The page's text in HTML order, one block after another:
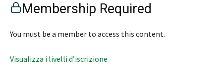
Membership Required
You must be a member to access this content.
Visualizza i livelli d’iscrizione